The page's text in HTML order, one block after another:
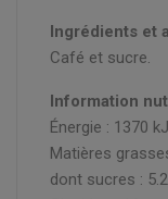
Ingrédients et
Café et sucre.
Information
Énergie : 1370
Matières
dont sucres :